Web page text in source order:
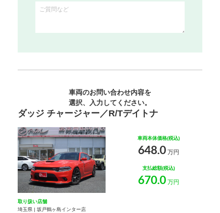
車両のお問い合わせ内容を
選択、入力してください。
ダッジ チャージャー／R/Tデイトナ
車両本体価格(税込)
648.0万円
支払総額(税込)
670.0万円
取り扱い店舗
埼玉県 | 坂戸鶴ヶ島インター店